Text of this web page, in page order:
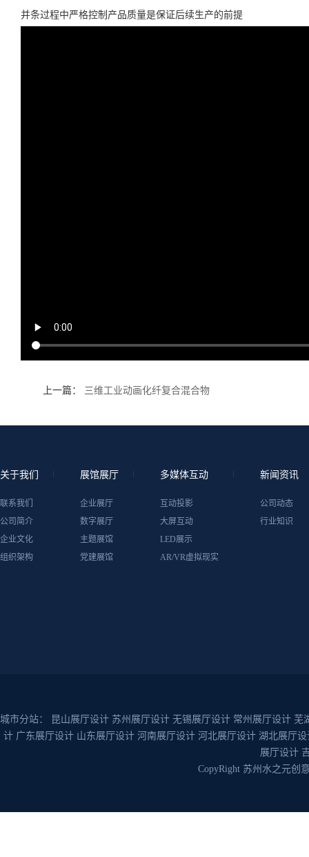
并条过程中严格控制产品质量是保证后续生产的前提
上一篇： 三维工业动画化纤复合混合物
关于我们
联系我们
公司简介
企业文化
组织架构
展馆展厅
企业展厅
数字展厅
主题展馆
党建展馆
多媒体互动
互动投影
大屏互动
LED展示
AR/VR虚拟现实
新闻资讯
公司动态
行业知识
城市分站： 昆山展厅设计 苏州展厅设计 无锡展厅设计 常州展厅设计 芜
计 广东展厅设计 山东展厅设计 河南展厅设计 河北展厅设计 湖北展厅设
展厅设计
CopyRight 苏州水之元创